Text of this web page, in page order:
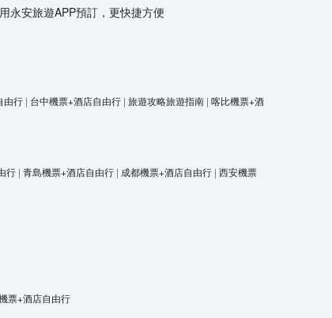
用永安旅遊APP預訂，更快捷方便
由行 | 台中機票+酒店自由行 | 旅遊攻略旅遊指南 | 喀比機票+酒
行 | 青島機票+酒店自由行 | 成都機票+酒店自由行 | 西安機票
票+酒店自由行